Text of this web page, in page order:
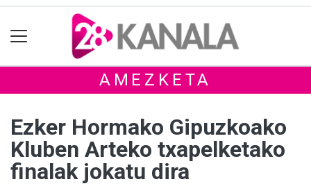
AMEZKETA
Ezker Hormako Gipuzkoako
Kluben Arteko txapelketako
finalak jokatu dira